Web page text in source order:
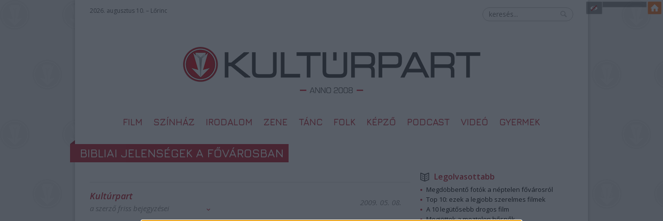
2026. augusztus 10. – Lőrinc
FILM SZÍNHÁZ IRODALOM ZENE TÁNC FOLK KÉPZŐ PODCAST VIDEÓ GYERMEK
BIBLIAI JELENSÉGEK A FŐVÁROSBAN
Kultúrpart
a szerző friss bejegyzései
2009. 05. 08.
Legolvasottabb
Megdöbbentő fotók a néptelen fővárosról
Top 10: ezek a legjobb szerelmes filmek
A 10 legütősebb drogos film
Megjöttek a meztelen hősnők